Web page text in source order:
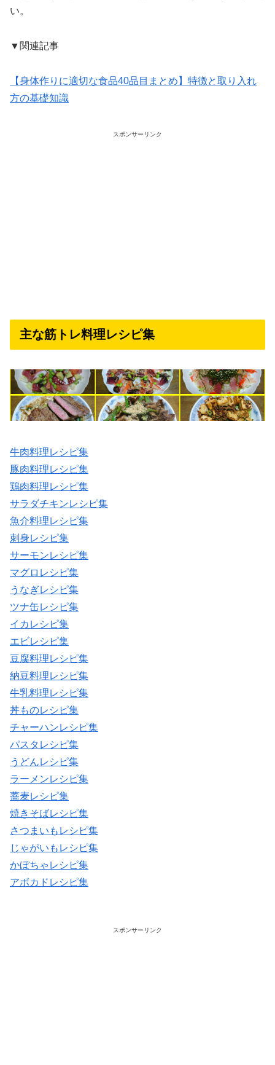
い。
▼関連記事
【身体作りに適切な食品40品目まとめ】特徴と取り入れ
方の基礎知識
スポンサーリンク
主な筋トレ料理レシピ集
牛肉料理レシピ集
豚肉料理レシピ集
鶏肉料理レシピ集
サラダチキンレシピ集
魚介料理レシピ集
刺身レシピ集
サーモンレシピ集
マグロレシピ集
うなぎレシピ集
ツナ缶レシピ集
イカレシピ集
エビレシピ集
豆腐料理レシピ集
納豆料理レシピ集
牛乳料理レシピ集
丼ものレシピ集
チャーハンレシピ集
パスタレシピ集
うどんレシピ集
ラーメンレシピ集
蕎麦レシピ集
焼きそばレシピ集
さつまいもレシピ集
じゃがいもレシピ集
かぼちゃレシピ集
アボカドレシピ集
スポンサーリンク